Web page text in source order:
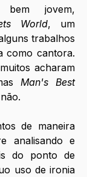
jovem,
World, um
trabalhos
como cantora.
acharam
Man's Best
de maneira
analisando e
do ponto de
uso de ironia